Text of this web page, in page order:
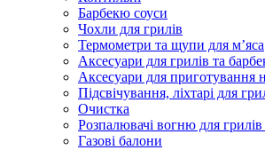
Барбекю соуси
Чохли для грилів
Термометри та щупи для м’яса
Аксесуари для грилів та
Аксесуари для приготування
Підсвічування, ліхтарі для
Очистка
Розпалювачі вогню для
Газові балони